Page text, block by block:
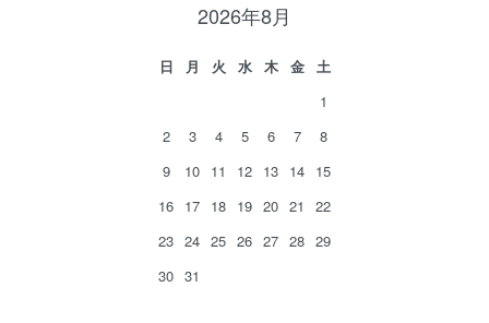
2026年8月
日 月 火 水 木 金
土
1
2
3 4 5 6 7
8
9
10 11 12 13 14 15
16 17 18 19 20 21
22
23 24 25 26 27 28 29
30 31